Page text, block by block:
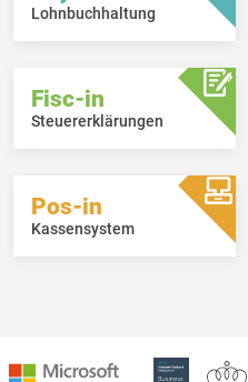
C-Glaserei, Montenau
Peters Andreas, Hüllscheid
Europrom, Esch/Alzette
GRAVIMMO SA, La
10/2025
Mathie Consulting, Eupen
Lohnbuchhaltung
Fisc-in
Steuererklärungen
Pos-in
Kassensystem